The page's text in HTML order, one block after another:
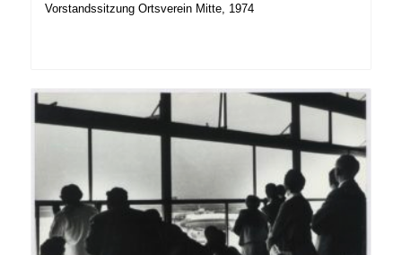
Vorstandssitzung Ortsverein Mitte, 1974